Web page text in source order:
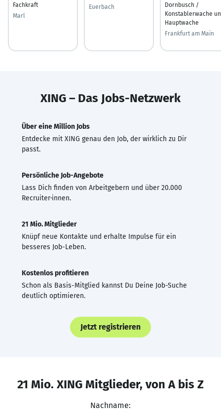
Fachkraft
Marl
Euerbach
Dornbusch /
Konstablerwache
Hauptwache
Frankfurt am Main
XING – Das Jobs-Netzwerk
Über eine Million Jobs
Entdecke mit XING genau den Job, der wirklich zu Dir
passt.
Persönliche Job-Angebote
Lass Dich finden von Arbeitgebern und über 20.000
Recruiter·innen.
21 Mio. Mitglieder
Knüpf neue Kontakte und erhalte Impulse für ein
besseres Job-Leben.
Kostenlos profitieren
Schon als Basis-Mitglied kannst Du Deine Job-Suche
deutlich optimieren.
Jetzt registrieren
21 Mio. XING Mitglieder, von A bis Z
Nachname: